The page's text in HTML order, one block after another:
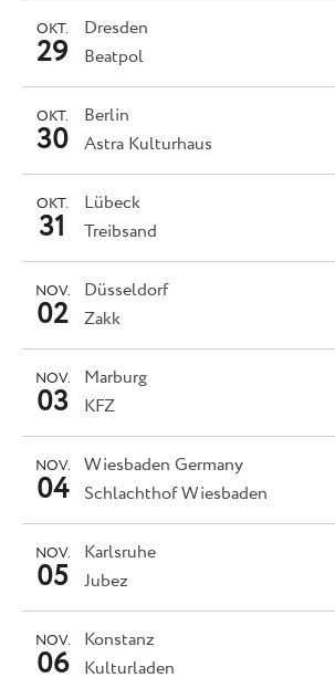
Dresden
OKT.
29 Beatpol
Berlin
OKT.
30 Astra Kulturhaus
Lübeck
OKT.
31 Treibsand
Düsseldorf
NOV.
02 Zakk
Marburg
NOV.
03 KFZ
Wiesbaden Germany
NOV.
04 Schlachthof Wiesbaden
Karlsruhe
NOV.
05 Jubez
Konstanz
NOV.
06 Kulturladen